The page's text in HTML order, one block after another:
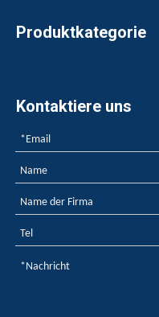
Produktkategorie
Kontaktiere uns